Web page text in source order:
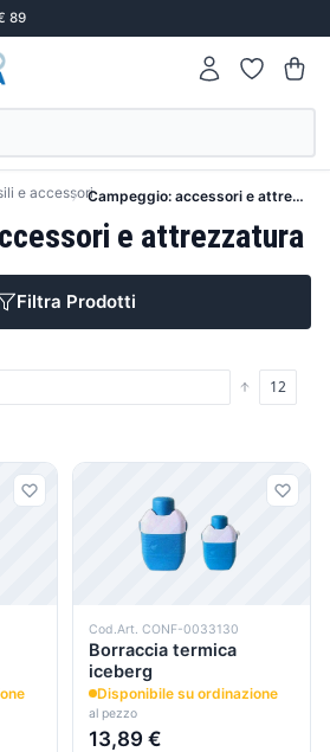
89
e accessori Campeggio: accessori e attrezzatura
e attrezzatura
Filtra Prodotti
Cod.Art. CONF-0033130
Borraccia termica
iceberg
Disponibile su ordinazione
al pezzo
13,89 €